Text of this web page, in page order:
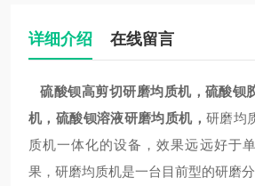
详细介绍 在线留言
硫酸钡高剪切研磨均质机，硫酸钡
机，硫酸钡溶液研磨均质机， 研磨均
质机一体化的设备，效果远远好于
果，研磨均质机是一台目前型的研磨